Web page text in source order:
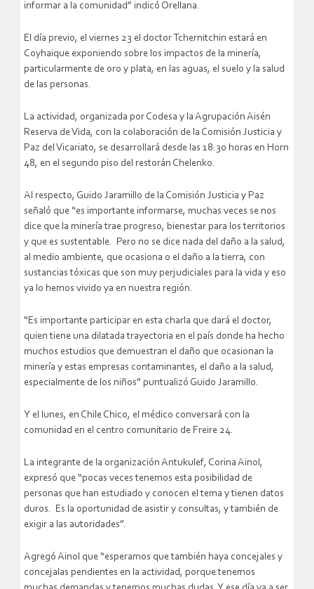
informar a la comunidad” indicó Orellana.
El día previo, el viernes 23 el doctor Tchernitchin estará en
Coyhaique exponiendo sobre los impactos de la minería,
particularmente de oro y plata, en las aguas, el suelo y la salud
de las personas.
La actividad, organizada por Codesa y la Agrupación Aisén
Reserva de Vida, con la colaboración de la Comisión Justicia y
Paz del Vicariato, se desarrollará desde las 18:30 horas en Horn
48, en el segundo piso del restorán Chelenko.
Al respecto, Guido Jaramillo de la Comisión Justicia y Paz
señaló que “es importante informarse, muchas veces se nos
dice que la minería trae progreso, bienestar para los territorios
y que es sustentable. Pero no se dice nada del daño a la salud,
al medio ambiente, que ocasiona o el daño a la tierra, con
sustancias tóxicas que son muy perjudiciales para la vida y eso
ya lo hemos vivido ya en nuestra región.
“Es importante participar en esta charla que dará el doctor,
quien tiene una dilatada trayectoria en el país donde ha hecho
muchos estudios que demuestran el daño que ocasionan la
minería y estas empresas contaminantes, el daño a la salud,
especialmente de los niños” puntualizó Guido Jaramillo.
Y el lunes, en Chile Chico, el médico conversará con la
comunidad en el centro comunitario de Freire 24.
La integrante de la organización Antukulef, Corina Ainol,
expresó que “pocas veces tenemos esta posibilidad de
personas que han estudiado y conocen el tema y tienen datos
duros. Es la oportunidad de asistir y consultas, y también de
exigir a las autoridades”.
Agregó Ainol que “esperamos que también haya concejales y
concejalas pendientes en la actividad, porque tenemos